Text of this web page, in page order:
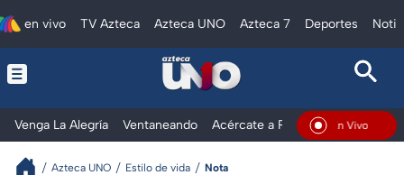
en vivo TV Azteca Azteca UNO Azteca 7 Deportes
Venga La Alegría Ventaneando Acércate a Rocío Al Extremo
En Vivo
Azteca UNO Estilo de vida Nota